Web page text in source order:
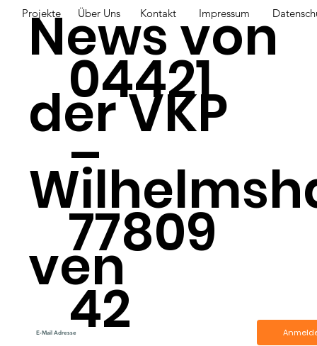
News von
der VKP
ven
Projekte Über Uns Kontakt Impressum
04421
–
77809
42